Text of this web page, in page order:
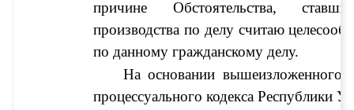
причине Обстоятельства,
производства по делу считаю
по данному гражданскому делу.
процессуального кодекса Республики